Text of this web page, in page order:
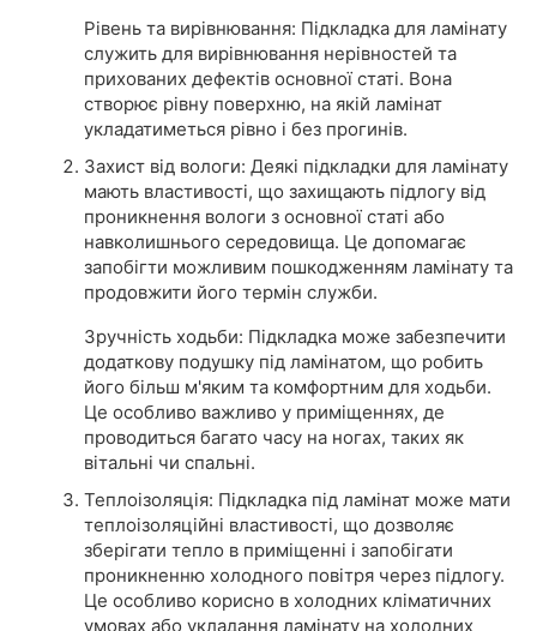
Рівень та вирівнювання: Підкладка для ламінату
служить для вирівнювання нерівностей та
прихованих дефектів основної статі. Вона
створює рівну поверхню, на якій ламінат
укладатиметься рівно і без прогинів.
Захист від вологи: Деякі підкладки для ламінату
мають властивості, що захищають підлогу від
проникнення вологи з основної статі або
навколишнього середовища. Це допомагає
запобігти можливим пошкодженням ламінату та
продовжити його термін служби.
Зручність ходьби: Підкладка може забезпечити
додаткову подушку під ламінатом, що робить
його більш м'яким та комфортним для ходьби.
Це особливо важливо у приміщеннях, де
проводиться багато часу на ногах, таких як
вітальні чи спальні.
Теплоізоляція: Підкладка під ламінат може мати
теплоізоляційні властивості, що дозволяє
зберігати тепло в приміщенні і запобігати
проникненню холодного повітря через підлогу.
Це особливо корисно в холодних кліматичних
умовах або укладання ламінату на холодних